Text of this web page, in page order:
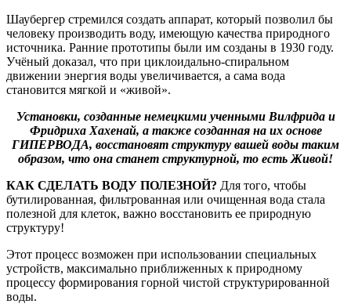
Шаубергер стремился создать аппарат, который позволил бы
человеку производить воду, имеющую качества природного
источника. Ранние прототипы были им созданы в 1930 году.
Учёный доказал, что при циклоидально-спиральном
движении энергия воды увеличивается, а сама вода
становится мягкой и «живой».
Установки, созданные немецкими ученными Вилфрида и
Фридриха Хахенай, а также созданная на их основе
ГИПЕРВОДА, восстановят структуру вашей воды таким
образом, что она станет структурной, то есть Живой!
КАК СДЕЛАТЬ ВОДУ ПОЛЕЗНОЙ? Для того, чтобы
бутилированная, фильтрованная или очищенная вода стала
полезной для клеток, важно восстановить ее природную
структуру!
Этот процесс возможен при использовании специальных
устройств, максимально приближенных к природному
процессу формирования горной чистой структурированной
воды.